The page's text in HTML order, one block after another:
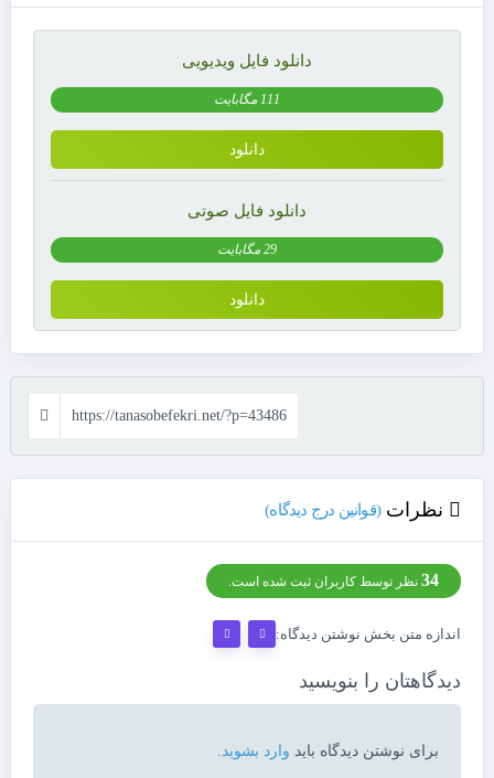
دانلود فایل ویدیویی
111 مگابایت
دانلود
دانلود فایل صوتی
29 مگابایت
دانلود
https://tanasobefekri.net/?p=43486
نظرات (قوانین درج دیدگاه)
34 نظر توسط کاربران ثبت شده است.
اندازه متن بخش نوشتن دیدگاه:
دیدگاهتان را بنویسید
برای نوشتن دیدگاه باید وارد بشوید